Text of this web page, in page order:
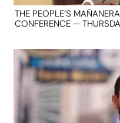
THE PEOPLE’S
CONFERENCE —